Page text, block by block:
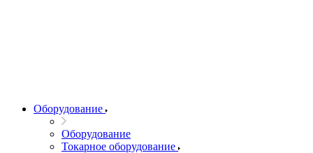
Оборудование
Оборудование
Токарное оборудование